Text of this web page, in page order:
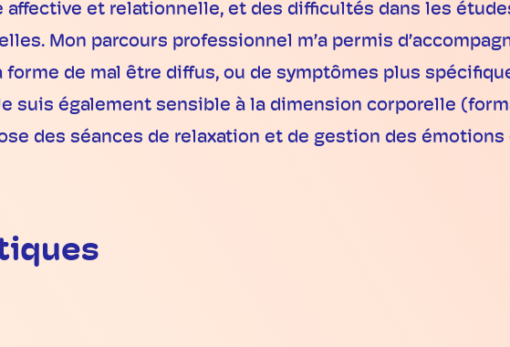
affective et relationnelle, et des difficultés dans les
Mon parcours professionnel m’a permis
de mal être diffus, ou de symptômes plus
suis également sensible à la dimension corporelle
des séances de relaxation et de gestion des